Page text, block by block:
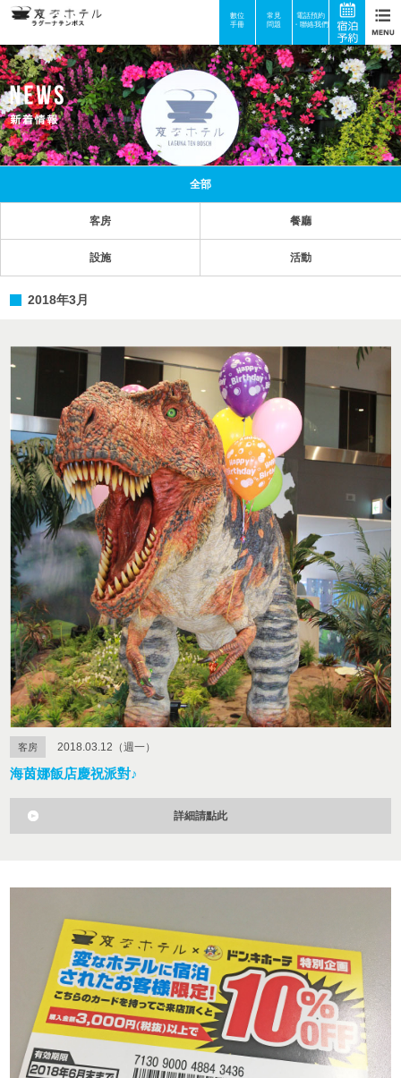
常見
問題
電話預約
・聯絡我們
數位
手冊
全部
客房 餐廳
設施 活動
2018年3月
客房 2018.03.12（週一）
海茵娜飯店慶祝派對♪
詳細請點此